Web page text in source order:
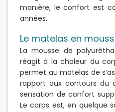
manière, le confort est
années.
Le matelas en
La mousse de
réagit à la chaleur du
permet au matelas de
rapport aux contours du
sensation de confort
Le corps est, en quelque